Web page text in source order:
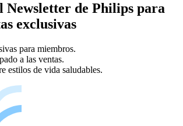
Newsletter de Philips para
exclusivas
para miembros.
a las ventas.
estilos de vida saludables.